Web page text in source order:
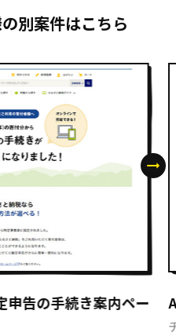
別案件はこちら
申告の手続き案内ペー